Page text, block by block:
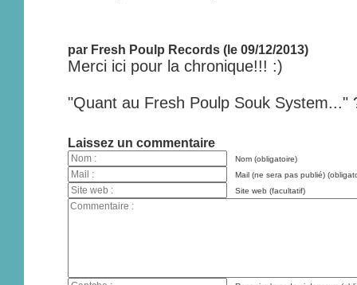
par Fresh Poulp Records (le 09/12/2013)
Merci ici pour la chronique!!! :)
"Quant au Fresh Poulp Souk System..."
Laissez un commentaire
Nom (obligatoire)
Mail (ne sera pas publié)
Site web (facultatif)